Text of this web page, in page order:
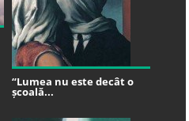
“Lumea nu este decât o
școală...